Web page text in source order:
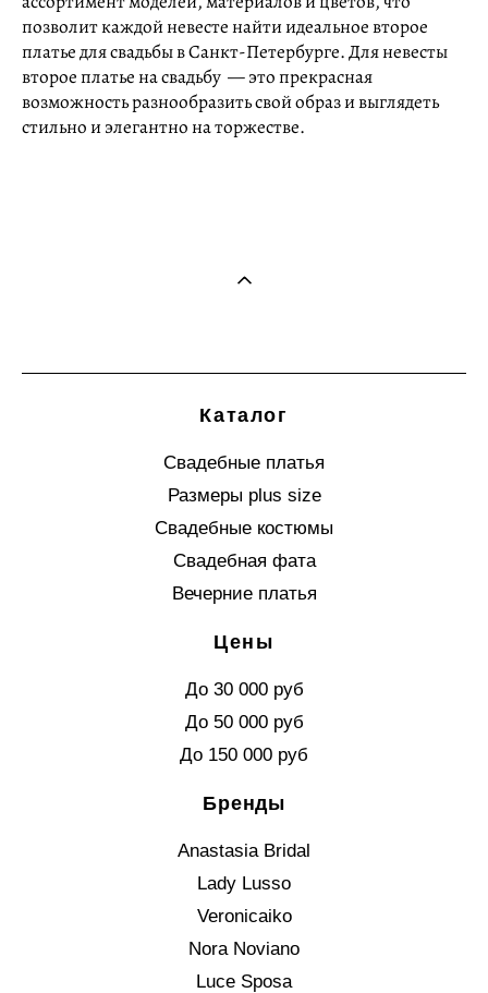
позволит каждой невесте найти идеальное второе
платье для свадьбы в Санкт-Петербурге. Для невесты
второе платье на свадьбу — это прекрасная
возможность разнообразить свой образ и выглядеть
стильно и элегантно на торжестве.
Каталог
Свадебные платья
Размеры plus size
Свадебные костюмы
Свадебная фата
Вечерние платья
Цены
До 30 000 руб
До 50 000 руб
До 150 000 руб
Бренды
Anastasia Bridal
Lady Lusso
Veronicaiko
Nora Noviano
Luce Sposa